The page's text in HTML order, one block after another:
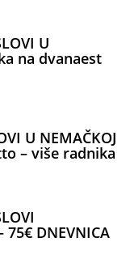
U
na dvanaest
U NEMAČKOJ
– više radnika
75€ DNEVNICA